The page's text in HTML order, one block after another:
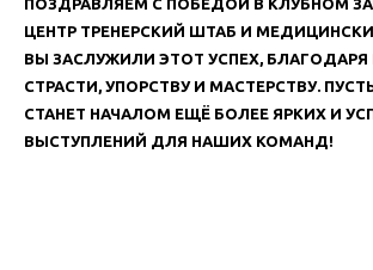
ПОЗДРАВЛЯЕМ С ПОБЕДОЙ В КЛУБНОМ
ЦЕНТР ТРЕНЕРСКИЙ ШТАБ И
ВЫ ЗАСЛУЖИЛИ ЭТОТ УСПЕХ,
СТРАСТИ, УПОРСТВУ И МАСТЕРСТВУ.
СТАНЕТ НАЧАЛОМ ЕЩЁ БОЛЕЕ ЯРКИХ И
ВЫСТУПЛЕНИЙ ДЛЯ НАШИХ КОМАНД!